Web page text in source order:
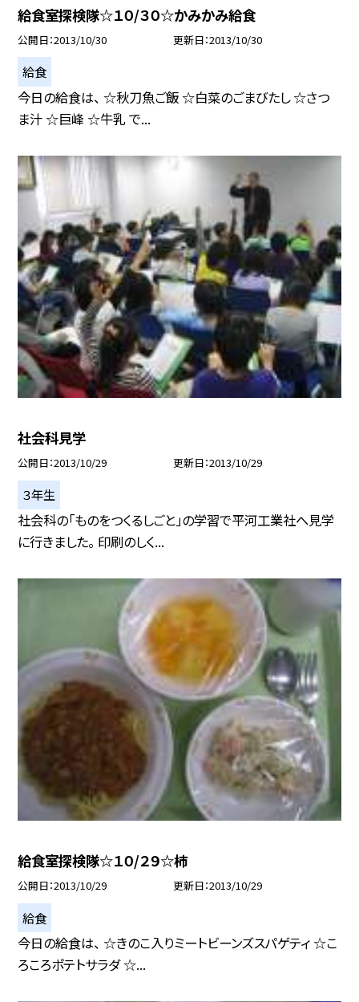
給食室探検隊☆１０/３０☆かみかみ給食
公開日 2013/10/30 更新日 2013/10/30
給食
今日の給食は、 ☆秋刀魚ご飯 ☆白菜のごまびたし ☆さつ
ま汁 ☆巨峰 ☆牛乳 で...
社会科見学
公開日 2013/10/29 更新日 2013/10/29
３年生
社会科の「ものをつくるしごと」の学習で平河工業社へ見学
に行きました。 印刷のしく...
給食室探検隊☆１０/２９☆柿
公開日 2013/10/29 更新日 2013/10/29
給食
今日の給食は、 ☆きのこ入りミートビーンズスパゲティ ☆こ
ろころポテトサラダ ☆...